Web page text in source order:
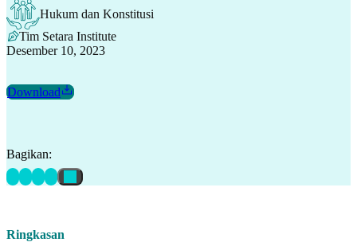
Hukum dan Konstitusi
Tim Setara Institute
Desember 10, 2023
Download
Bagikan:
Ringkasan